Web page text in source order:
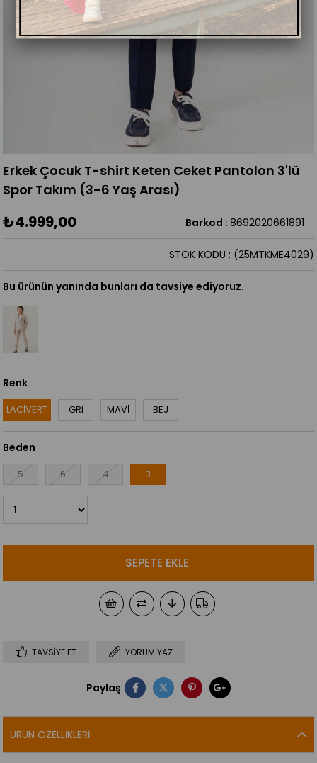
Erkek Çocuk T-shirt Keten Ceket Pantolon 3'lü
Spor Takım (3-6 Yaş Arası)
Barkod : 8692020661891
₺4.999,00
(25MTKME4029)
STOK KODU
Bu ürünün yanında bunları da tavsiye ediyoruz.
Renk
LACİVERT GRI MAVİ BEJ
Beden
5 6 4 3
TAVSIYE ET YORUM YAZ
Paylaş
ÜRÜN ÖZELLIKLERI